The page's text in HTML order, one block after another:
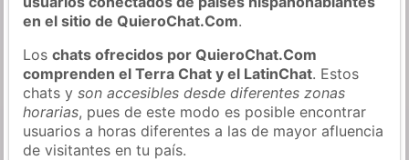
en el sitio de QuieroChat.Com.
Loschats ofrecidos por QuieroChat.Com
comprenden el Terra Chat y el LatinChat. Estos
chats yson accesibles desde diferentes zonas
horarias, pues de este modo es posible encontrar
usuarios a horas diferentes a las de mayor afluencia
de visitantes en tu país.